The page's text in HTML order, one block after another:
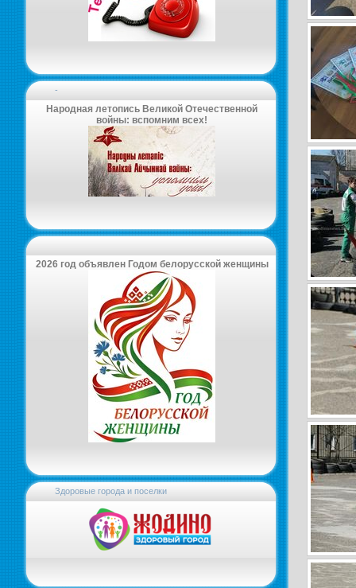
-
Народная летопись Великой Отечественной
войны: вспомним всех!
2026 год объявлен Годом белорусской женщины
Здоровые города и поселки